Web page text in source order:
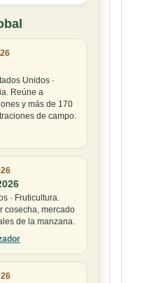
Unidos ·
Reúne a
y más de 170
de campo.
· Fruticultura.
cosecha, mercado
de la manzana.